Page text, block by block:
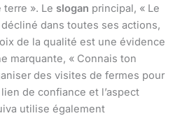
». Le slogan principal, « Le
dans toutes ses actions,
de la qualité est une évidence
marquante, « Connais ton
des visites de fermes pour
de confiance et l’aspect
utilise également